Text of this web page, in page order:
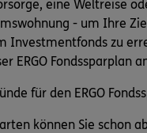
eine Weltreise
- um Ihre
Investmentfonds zu
ERGO Fondssparplan
für den ERGO
können Sie schon